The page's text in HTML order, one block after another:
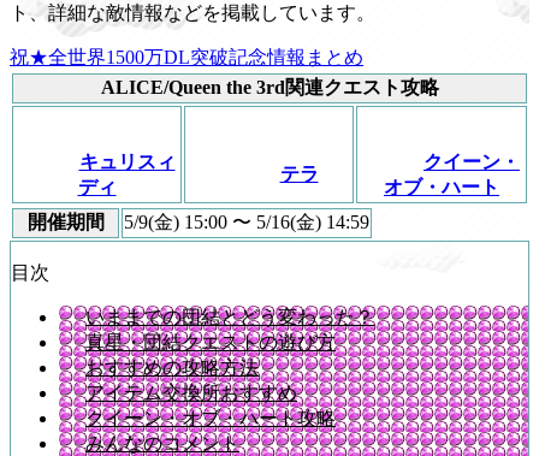
ト、詳細な敵情報などを掲載しています。
祝★全世界1500万DL突破記念情報まとめ
ALICE/Queen the 3rd関連クエスト攻略
キュリスィ
ディ
テラ
クイーン・
オブ・ハート
開催期間
5/9(金) 15:00 〜 5/16(金) 14:59
目次
いままでの団結とどう変わった？
真星・団結クエストの遊び方
おすすめの攻略方法
アイテム交換所おすすめ
クイーン・オブ・ハート攻略
みんなのコメント